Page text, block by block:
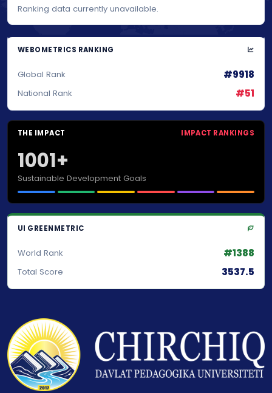
Ranking data currently unavailable.
WEBOMETRICS RANKING
Global Rank #9918
National Rank #51
THE IMPACT IMPACT RANKINGS
1001+
Sustainable Development Goals
UI GREENMETRIC
World Rank #1388
Total Score 3537.5